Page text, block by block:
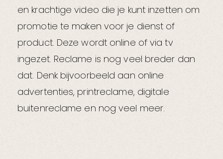
en krachtige video die je kunt inzetten om
promotie te maken voor je dienst of
product. Deze wordt online of via tv
ingezet. Reclame is nog veel breder dan
dat. Denk bijvoorbeeld aan online
advertenties, printreclame, digitale
buitenreclame en nog veel meer.